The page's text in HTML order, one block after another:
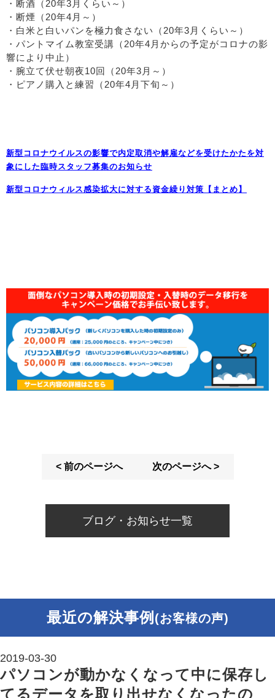
・断酒（20年3月くらい～）
・断煙（20年4月～）
・白米と白いパンを極力食さない（20年3月くらい～）
・パントマイム教室受講（20年4月からの予定がコロナの影
響により中止）
・腕立て伏せ朝夜10回（20年3月～）
・ピアノ購入と練習（20年4月下旬～）
新型コロナウイルスの影響で内定取消や解雇などを受けたかたを対
象にした臨時スタッフ募集のお知らせ
新型コロナウィルス感染拡大に対する資金繰り対策【まとめ】
< 前のページへ 次のページへ >
ブログ・お知らせ一覧
最近の解決事例 (お客様の声)
2019-03-30
パソコンが動かなくなって中に保存し
てるデータを取り出せなくなったの